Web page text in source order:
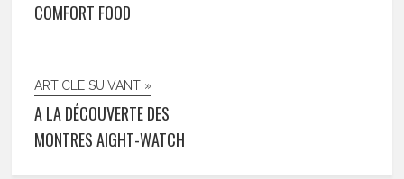
COMFORT FOOD
ARTICLE SUIVANT »
A LA DÉCOUVERTE DES
MONTRES AIGHT-WATCH